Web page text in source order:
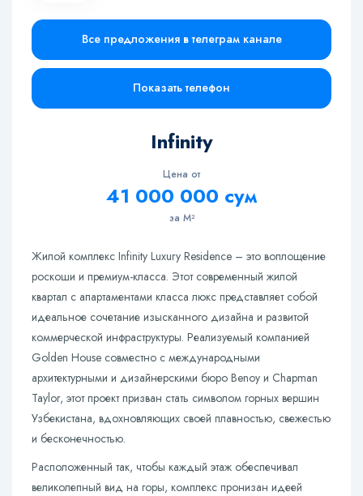
Все предложения в телеграм канале
Показать телефон
Infinity
Цена от
41 000 000 сум
за М²
Жилой комплекс Infinity Luxury Residence – это воплощение
роскоши и премиум-класса. Этот современный жилой
квартал с апартаментами класса люкс представляет собой
идеальное сочетание изысканного дизайна и развитой
коммерческой инфраструктуры. Реализуемый компанией
Golden House совместно с международными
архитектурными и дизайнерскими бюро Benoy и Chapman
Taylor, этот проект призван стать символом горных вершин
Узбекистана, вдохновляющих своей плавностью, свежестью
и бесконечностью.
Расположенный так, чтобы каждый этаж обеспечивал
великолепный вид на горы, комплекс пронизан идеей